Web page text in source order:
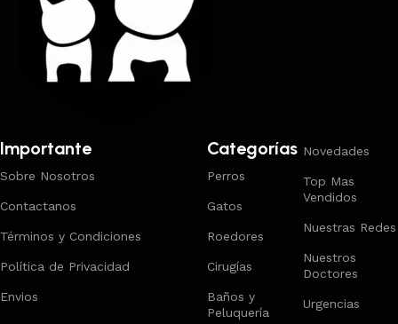
Importante
Sobre Nosotros
Contactanos
Términos y Condiciones
Política de Privacidad
Envios
Categorías
Perros
Gatos
Roedores
Cirugías
Baños y
Peluquería
Novedades
Top Mas
Vendidos
Nuestras Redes
Nuestros
Doctores
Urgencias